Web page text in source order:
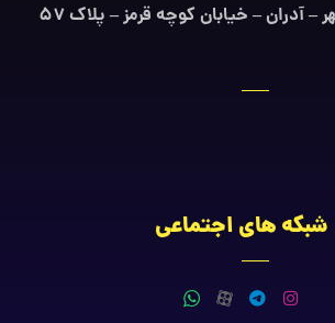
– آدران – خیابان کوچه قرمز – پلاک ۵۷
شبکه های اجتماعی